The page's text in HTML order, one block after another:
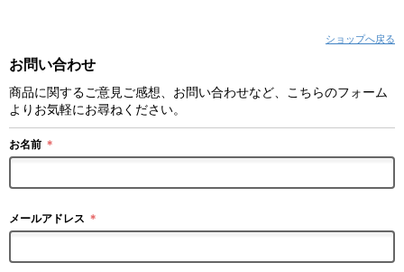
ショップへ戻る
お問い合わせ
商品に関するご意見ご感想、お問い合わせなど、こちらのフォーム
よりお気軽にお尋ねください。
お名前 ＊
メールアドレス ＊